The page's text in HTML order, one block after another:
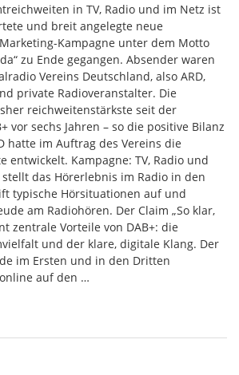
in TV, Radio und im Netz ist
und breit angelegte neue
Kampagne unter dem Motto
zu Ende gegangen. Absender waren
Vereins Deutschland, also ARD,
private Radioveranstalter. Die
reichweitenstärkste seit der
vor sechs Jahren – so die positive Bilanz
hatte im Auftrag des Vereins die
entwickelt. Kampagne: TV, Radio und
das Hörerlebnis im Radio in den
typische Hörsituationen auf und
am Radiohören. Der Claim „So klar,
zentrale Vorteile von DAB+: die
und der klare, digitale Klang. Der
im Ersten und in den Dritten
auf den …